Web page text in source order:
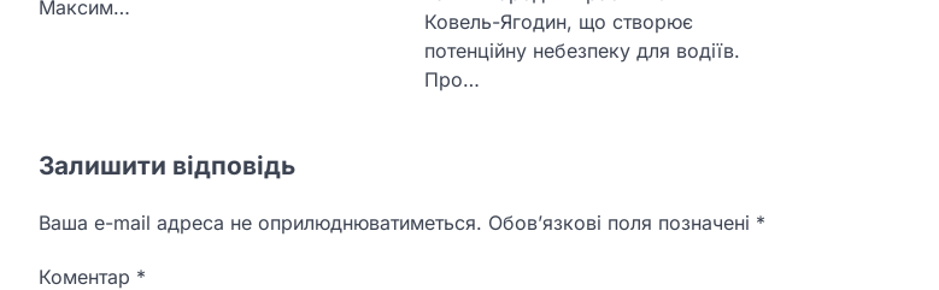
Максим…
Ковель-Ягодин, що створює
потенційну небезпеку для водіїв.
Про…
Залишити відповідь
Ваша e-mail адреса не оприлюднюватиметься. Обов’язкові поля позначені *
Коментар *